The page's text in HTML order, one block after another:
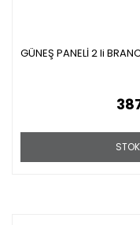
GÜNEŞ PANELİ 2 li